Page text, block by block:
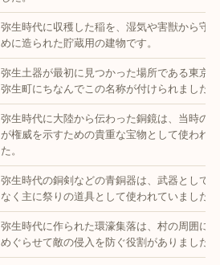
弥生時代に収穫した稲を、湿気や害獣から守
めに造られた貯蔵用の建物です。
弥生土器が最初に見つかった場所である東京
弥生町にちなんでこの名称が付けられました。
弥生時代に大陸から伝わった銅鏡は、当時の
が権威を示すための貴重な宝物として使われ
た。
弥生時代の銅剣などの青銅器は、武器として
なく主に祭りの道具として使われていました。
弥生時代に作られた環濠集落は、村の周囲に
めぐらせて敵の侵入を防ぐ役割がありました。